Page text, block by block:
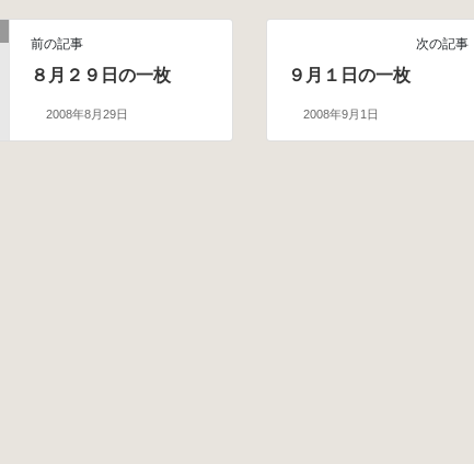
前の記事
８月２９日の一枚
2008年8月29日
次の記事
９月１日の一枚
2008年9月1日